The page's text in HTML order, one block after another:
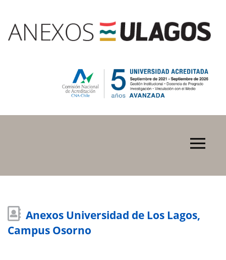
Anexos Universidad de Los Lagos,
Campus Osorno